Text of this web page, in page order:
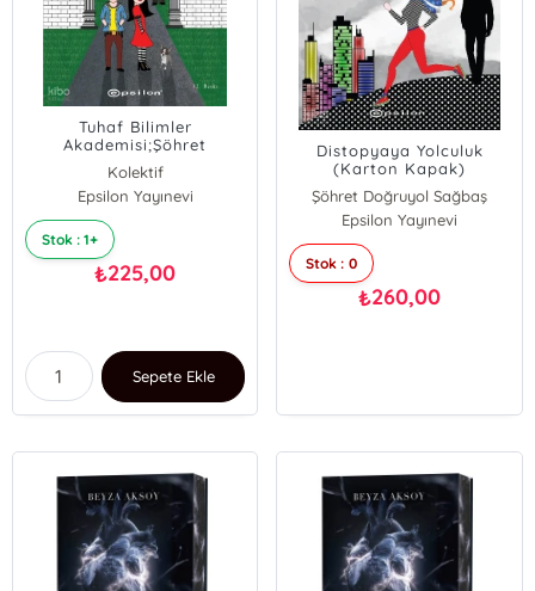
Tuhaf Bilimler
Akademisi;Şöhret
Doğruyol Sağbaş
Kolektif
Epsilon Yayınevi
Stok : 1+
₺225,00
Sepete Ekle
Distopyaya Yolculuk
(Karton Kapak)
Şöhret Doğruyol Sağbaş
Epsilon Yayınevi
Stok : 0
₺260,00